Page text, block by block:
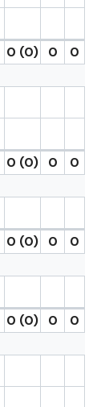
0 (0) 0 0
0 (0) 0 0
0 (0) 0 0
0 (0) 0 0